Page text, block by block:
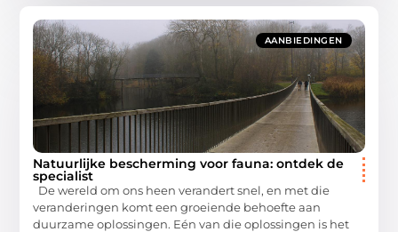
AANBIEDINGEN
Natuurlijke bescherming voor fauna: ontdek de
specialist
De wereld om ons heen verandert snel, en met die
veranderingen komt een groeiende behoefte aan
duurzame oplossingen. Eén van die oplossingen is het